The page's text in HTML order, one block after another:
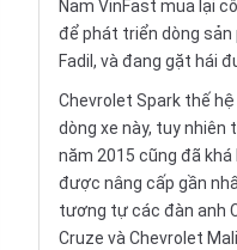
Nam VinFast mua lại
để phát triển dòng sản
Fadil, và đang gặt hái
Chevrolet Spark thế
dòng xe này, tuy nhiên
năm 2015 cũng đã khá
được nâng cấp gần
tương tự các đàn anh
Cruze và Chevrolet